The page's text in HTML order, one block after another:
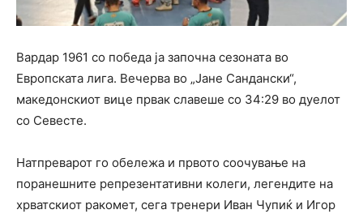
Вардар 1961 со победа ја започна сезоната во
Европската лига. Вечерва во „Јане Сандански“,
македонскиот вице првак славеше со 34:29 во дуелот
со Севесте.
Натпреварот го обележа и првото соочување на
поранешните репрезентативни колеги, легендите на
хрватскиот ракомет, сега тренери Иван Чупиќ и Игор